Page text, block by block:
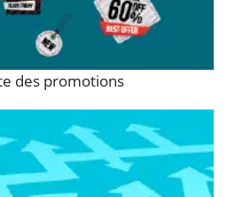
des promotions